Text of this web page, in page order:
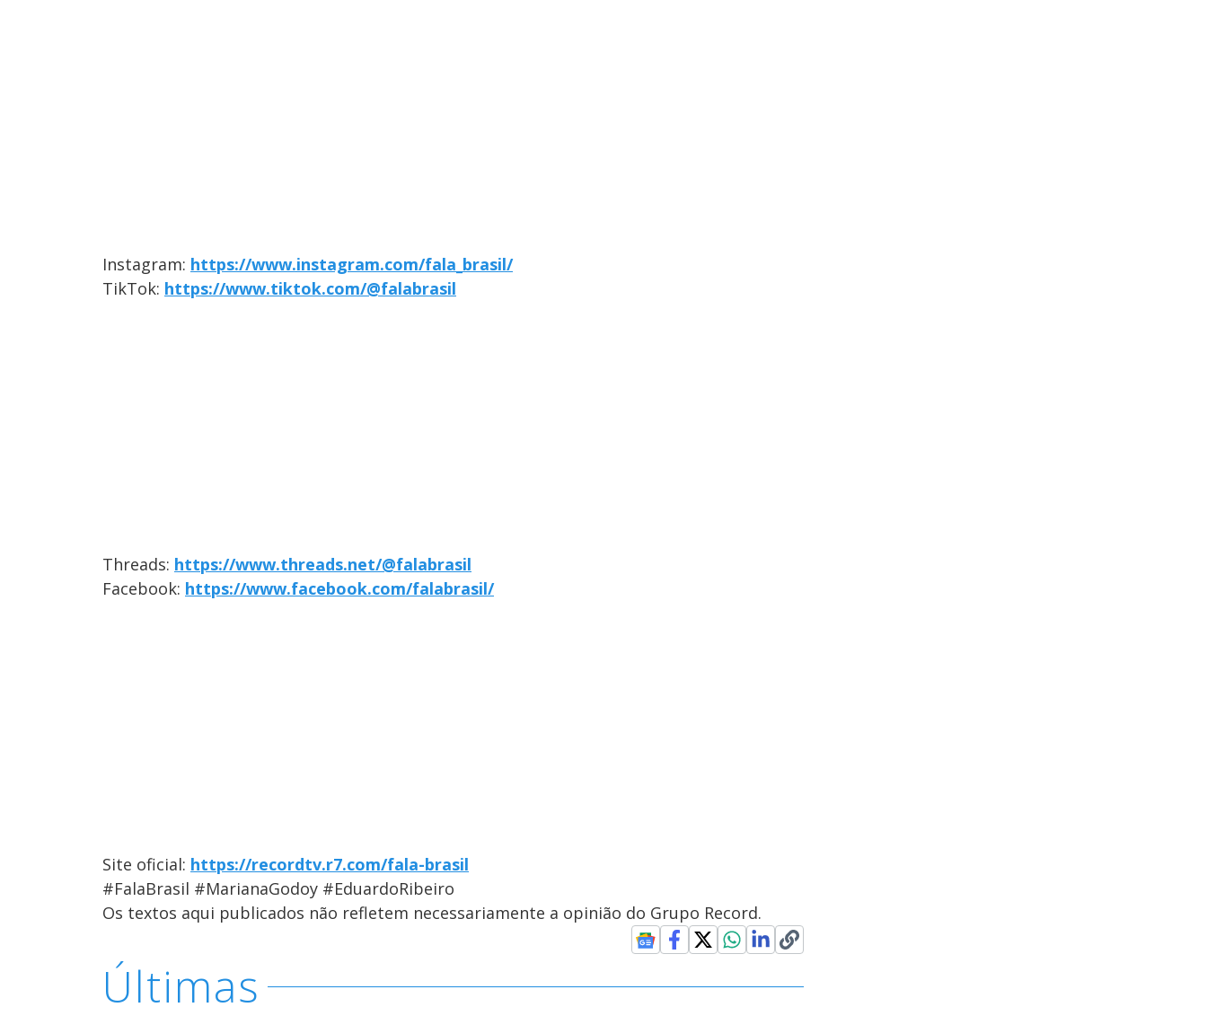
Instagram: https://www.instagram.com/fala_brasil/
TikTok: https://www.tiktok.com/@falabrasil
Threads: https://www.threads.net/@falabrasil
Facebook: https://www.facebook.com/falabrasil/
Site oficial: https://recordtv.r7.com/fala-brasil
#FalaBrasil #MarianaGodoy #EduardoRibeiro
Os textos aqui publicados não refletem necessariamente a opinião do Grupo Record.
Últimas